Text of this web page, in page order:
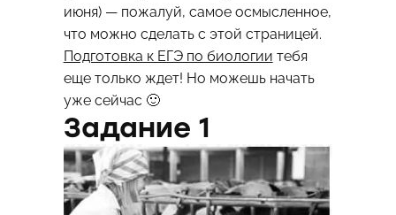
июня) — пожалуй, самое осмысленное,
что можно сделать с этой страницей.
Подготовка к ЕГЭ по биологии тебя
еще только ждет! Но можешь начать
уже сейчас 🙂
Задание 1